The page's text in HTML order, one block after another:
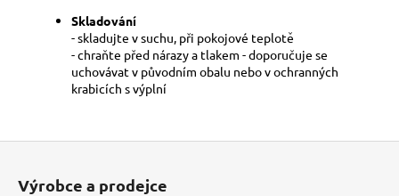
Skladování
- skladujte v suchu, při pokojové teplotě
- chraňte před nárazy a tlakem - doporučuje se
uchovávat v původním obalu nebo v ochranných
krabicích s výplní
Výrobce a prodejce